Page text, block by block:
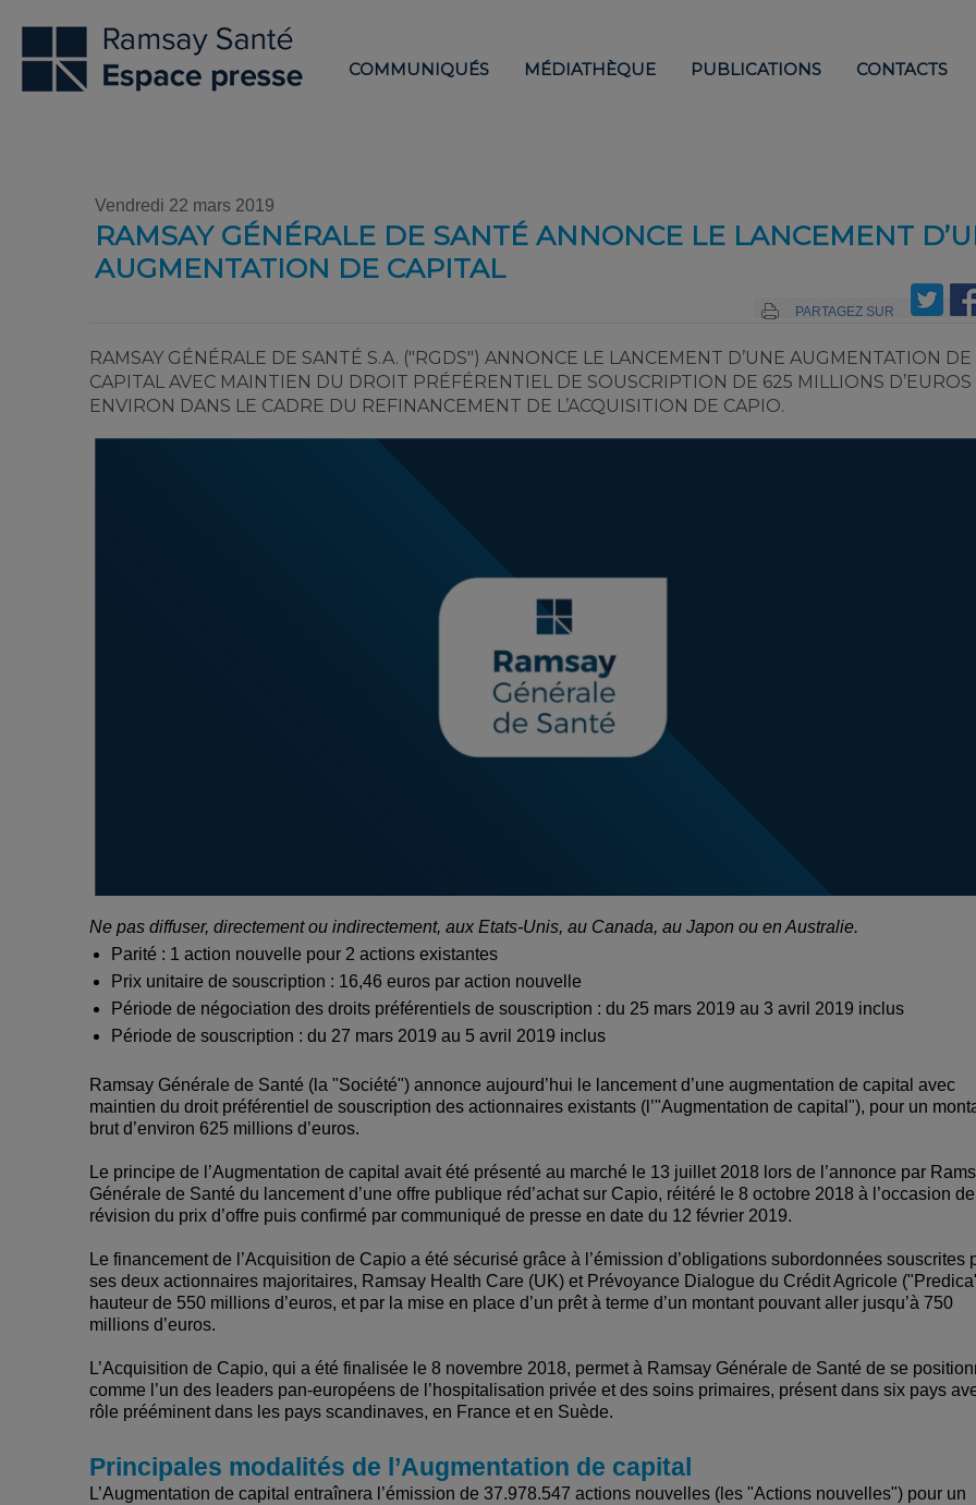
COMMUNIQUÉS MÉDIATHÈQUE PUBLICATIONS CONTACTS
Vendredi 22 mars 2019
RAMSAY GÉNÉRALE DE SANTÉ ANNONCE LE LANCEMENT
AUGMENTATION DE CAPITAL
PARTAGEZ SUR
RAMSAY GÉNÉRALE DE SANTÉ S.A. ("RGDS") ANNONCE LE LANCEMENT D’UNE AUGMENTATION DE
CAPITAL AVEC MAINTIEN DU DROIT PRÉFÉRENTIEL DE SOUSCRIPTION DE 625 MILLIONS D’EUROS
ENVIRON DANS LE CADRE DU REFINANCEMENT DE L’ACQUISITION DE CAPIO.
Ne pas diffuser, directement ou indirectement, aux Etats-Unis, au Canada, au Japon ou en Australie.
Parité : 1 action nouvelle pour 2 actions existantes
Prix unitaire de souscription : 16,46 euros par action nouvelle
Période de négociation des droits préférentiels de souscription : du 25 mars 2019 au 3 avril 2019 inclus
Période de souscription : du 27 mars 2019 au 5 avril 2019 inclus
Ramsay Générale de Santé (la "Société") annonce aujourd’hui le lancement d’une augmentation de capital avec
maintien du droit préférentiel de souscription des actionnaires existants (l’"Augmentation de capital"), pour un
brut d’environ 625 millions d’euros.
Le principe de l’Augmentation de capital avait été présenté au marché le 13 juillet 2018 lors de l’annonce par
Générale de Santé du lancement d’une offre publique réd’achat sur Capio, réitéré le 8 octobre 2018 à l’occasion
révision du prix d’offre puis confirmé par communiqué de presse en date du 12 février 2019.
Le financement de l’Acquisition de Capio a été sécurisé grâce à l’émission d’obligations subordonnées souscrites
ses deux actionnaires majoritaires, Ramsay Health Care (UK) et Prévoyance Dialogue du Crédit Agricole
hauteur de 550 millions d’euros, et par la mise en place d’un prêt à terme d’un montant pouvant aller jusqu’à 750
millions d’euros.
L’Acquisition de Capio, qui a été finalisée le 8 novembre 2018, permet à Ramsay Générale de Santé de se
comme l’un des leaders pan-européens de l’hospitalisation privée et des soins primaires, présent dans six pays
rôle prééminent dans les pays scandinaves, en France et en Suède.
Principales modalités de l’Augmentation de capital
L’Augmentation de capital entraînera l’émission de 37.978.547 actions nouvelles (les "Actions nouvelles") pour un